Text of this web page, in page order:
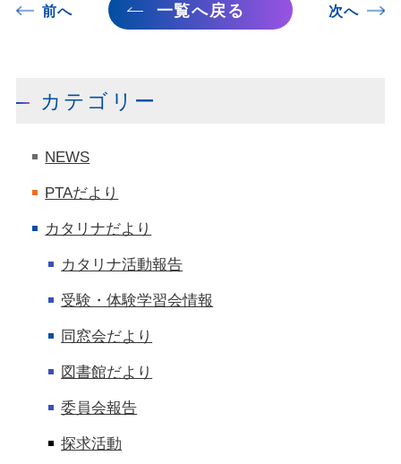
前へ 次へ
一覧へ戻る
カテゴリー
NEWS
PTAだより
カタリナだより
カタリナ活動報告
受験・体験学習会情報
同窓会だより
図書館だより
委員会報告
探求活動